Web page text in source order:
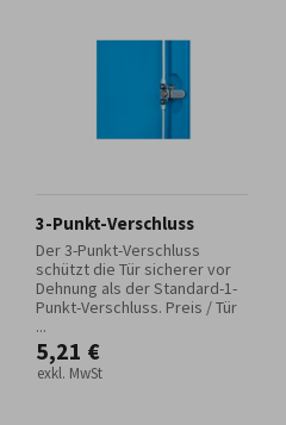
3-Punkt-Verschluss
Der 3-Punkt-Verschluss
schützt die Tür sicherer vor
Dehnung als der Standard-1-
Punkt-Verschluss. Preis / Tür
...
5,21 €
exkl. MwSt